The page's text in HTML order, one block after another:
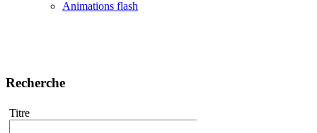
Animations flash
Recherche
Titre